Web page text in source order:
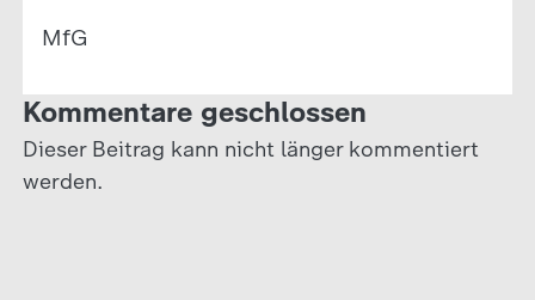
MfG
Kommentare geschlossen
Dieser Beitrag kann nicht länger kommentiert
werden.